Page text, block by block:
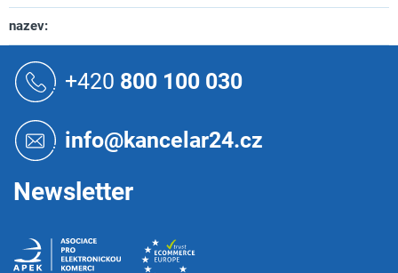
nazev:
+420 800 100 030
info@kancelar24.cz
Newsletter